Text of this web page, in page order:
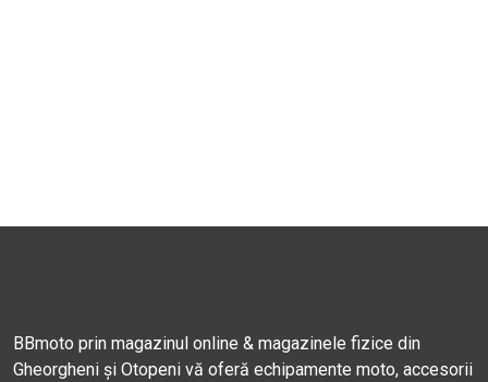
BBmoto prin magazinul online & magazinele fizice din
Gheorgheni și Otopeni vă oferă echipamente moto, accesorii